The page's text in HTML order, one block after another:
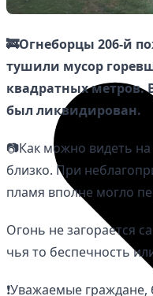
Избранное
🚒Огнеборцы 206-й
тушили мусор
квадратных метров.
был ликвидирован.
📷Как можно видеть
близко. При
пламя вполне могло
Огонь не загорается
чья то беспечность
❗️Уважаемые